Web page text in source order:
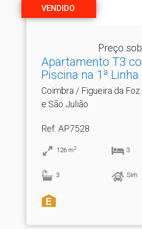
VENDIDO
Preço
Apartamento T3
Piscina na 1ª Linha
..
Coimbra / Figueira da
e São Julião
Ref: AP7528
126 m2 3
3 Sim